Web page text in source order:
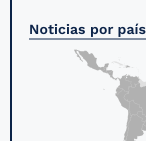
Noticias por país